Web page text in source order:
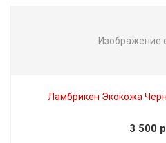
Изображение
Ламбрикен Экокожа
3 500